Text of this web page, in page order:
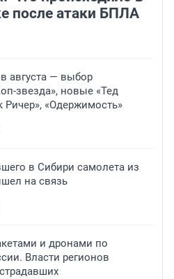
после атаки БПЛА
августа — выбор
звезда», новые «Тед
Ричер», «Одержимость»
в Сибири самолета из
на связь
и дронами по
Власти регионов